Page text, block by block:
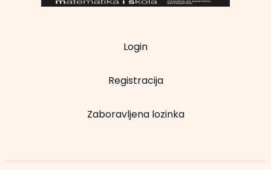
Login
Registracija
Zaboravljena lozinka